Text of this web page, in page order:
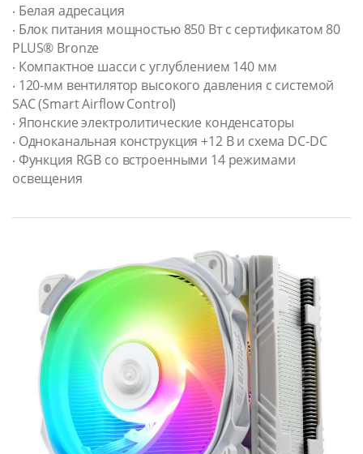
‧ Белая адресация
‧ Блок питания мощностью 850 Вт с сертификатом 80
PLUS® Bronze
‧ Компактное шасси с углублением 140 мм
‧ 120-мм вентилятор высокого давления с системой
SAC (Smart Airflow Control)
‧ Японские электролитические конденсаторы
‧ Одноканальная конструкция +12 В и схема DC-DC
‧ Функция RGB со встроенными 14 режимами
освещения